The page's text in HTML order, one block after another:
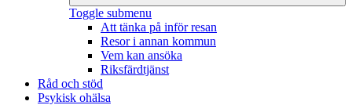
Toggle submenu
Att tänka på inför resan
Resor i annan kommun
Vem kan ansöka
Riksfärdtjänst
Råd och stöd
Psykisk ohälsa